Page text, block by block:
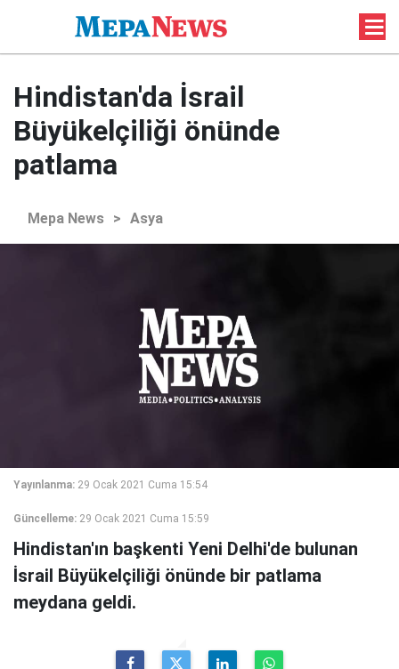
Hindistan'da İsrail
Büyükelçiliği önünde
patlama
Mepa News > Asya
Yayınlanma: 29 Ocak 2021 Cuma 15:54
Güncelleme: 29 Ocak 2021 Cuma 15:59
Hindistan'ın başkenti Yeni Delhi'de bulunan
İsrail Büyükelçiliği önünde bir patlama
meydana geldi.